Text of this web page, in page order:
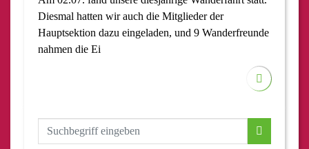
Diesmal hatten wir auch die Mitglieder der
Hauptsektion dazu eingeladen, und 9 Wanderfreunde
nahmen die Ei